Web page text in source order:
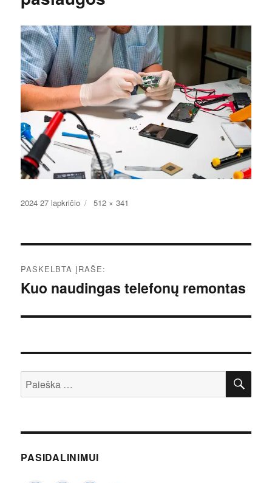
Paskelbta
2024 27 lapkričio
Pilnas
512 × 341
tarp
PASKELBTA ĮRAŠE:
Kuo naudingas telefonų remontas
Ieškoti:
PASIDALINIMUI